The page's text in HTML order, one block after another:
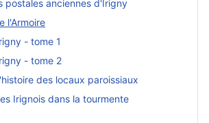
postales anciennes d'Irigny
l'Armoire
- tome 1
- tome 2
des locaux paroissiaux
Irignois dans la tourmente